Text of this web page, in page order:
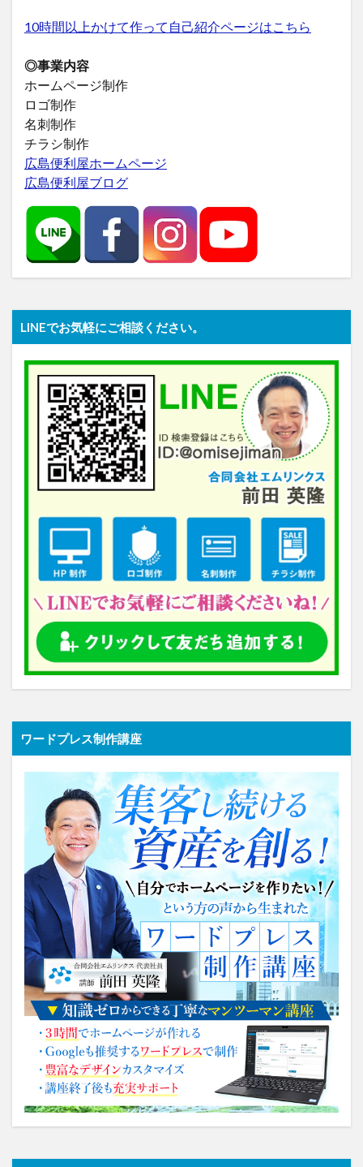
10時間以上かけて作って自己紹介ページはこちら
◎事業内容
ホームページ制作
ロゴ制作
名刺制作
チラシ制作
広島便利屋ホームページ
広島便利屋ブログ
LINEでお気軽にご相談ください。
ワードプレス制作講座